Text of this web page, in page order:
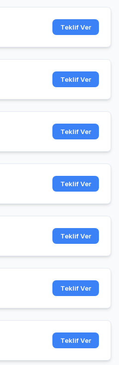
Teklif Ver
Teklif Ver
Teklif Ver
Teklif Ver
Teklif Ver
Teklif Ver
Teklif Ver